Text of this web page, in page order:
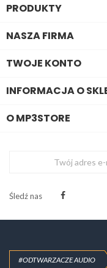
PRODUKTY
NASZA FIRMA
TWOJE KONTO
INFORMACJA O
O MP3STORE
Śledź nas
#ODTWARZACZE AUDIO